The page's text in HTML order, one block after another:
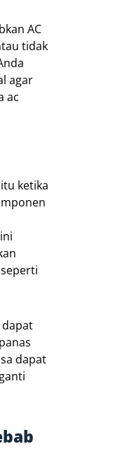
AC
tidak
agar
ac
ketika
dapat
dapat